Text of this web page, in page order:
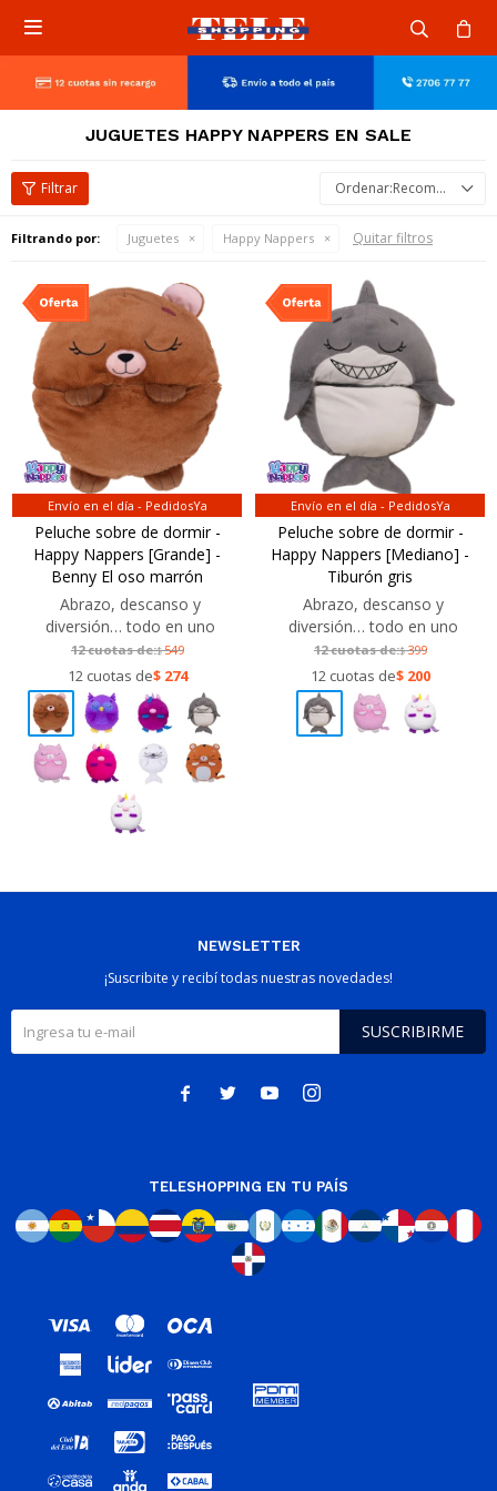

JUGUETES HAPPY NAPPERS EN SALE
Recomendados
Filtrando por: Juguetes Happy Nappers Quitar filtros
Envío en el día - PedidosYa
Peluche sobre de dormir -
Happy Nappers [Grande] -
Benny El oso marrón
Abrazo, descanso y
diversión… todo en uno
12 cuotas de:$549
12 cuotas de$ 274
Envío en el día - PedidosYa
Peluche sobre de dormir -
Happy Nappers [Mediano] -
Tiburón gris
Abrazo, descanso y
diversión… todo en uno
12 cuotas de:$399
12 cuotas de$ 200
NEWSLETTER
¡Suscribite y recibí todas nuestras novedades!
SUSCRIBIRME
   
TELESHOPPING EN TU PAÍS